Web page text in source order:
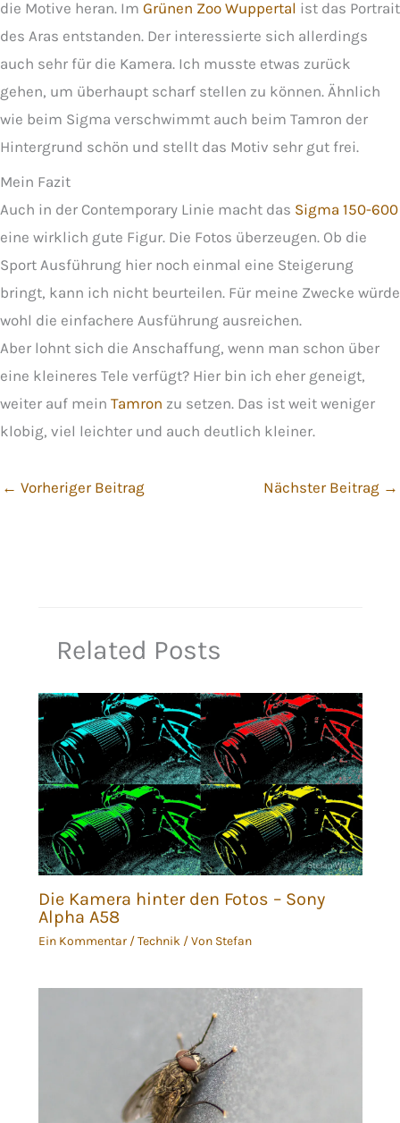
die Motive heran. Im Grünen Zoo Wuppertal ist das Portrait
des Aras entstanden. Der interessierte sich allerdings
auch sehr für die Kamera. Ich musste etwas zurück
gehen, um überhaupt scharf stellen zu können. Ähnlich
wie beim Sigma verschwimmt auch beim Tamron der
Hintergrund schön und stellt das Motiv sehr gut frei.
Mein Fazit
Auch in der Contemporary Linie macht das Sigma 150-600
eine wirklich gute Figur. Die Fotos überzeugen. Ob die
Sport Ausführung hier noch einmal eine Steigerung
bringt, kann ich nicht beurteilen. Für meine Zwecke würde
wohl die einfachere Ausführung ausreichen.
Aber lohnt sich die Anschaffung, wenn man schon über
eine kleineres Tele verfügt? Hier bin ich eher geneigt,
weiter auf mein Tamron zu setzen. Das ist weit weniger
klobig, viel leichter und auch deutlich kleiner.
← Vorheriger Beitrag Nächster Beitrag →
Related Posts
Die Kamera hinter den Fotos – Sony
Alpha A58
Ein Kommentar /Technik/ Von Stefan